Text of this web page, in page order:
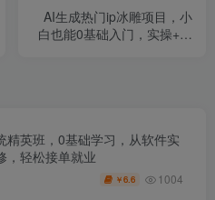
AI生成热门ip冰雕项目，小
白也能0基础入门，实操+变
精英班，0基础学习，从软件实
，轻松接单就业
￥6.6 1004